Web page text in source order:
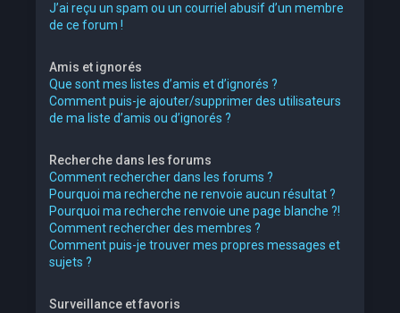
J’ai reçu un spam ou un courriel abusif d’un membre
de ce forum !
Amis et ignorés
Que sont mes listes d’amis et d’ignorés ?
Comment puis-je ajouter/supprimer des utilisateurs
de ma liste d’amis ou d’ignorés ?
Recherche dans les forums
Comment rechercher dans les forums ?
Pourquoi ma recherche ne renvoie aucun résultat ?
Pourquoi ma recherche renvoie une page blanche ?!
Comment rechercher des membres ?
Comment puis-je trouver mes propres messages et
sujets ?
Surveillance et favoris